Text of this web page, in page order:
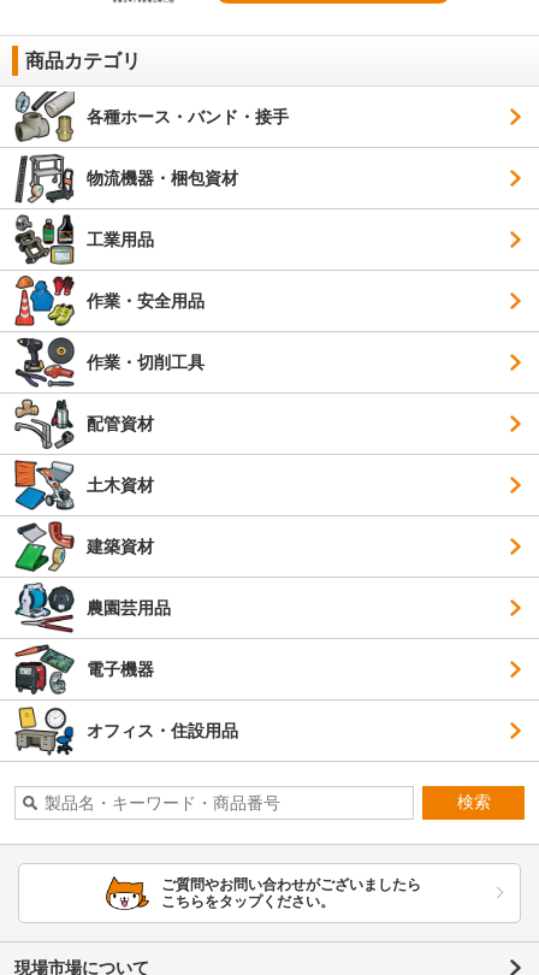
商品カテゴリ
各種ホース・バンド・接手
物流機器・梱包資材
工業用品
作業・安全用品
作業・切削工具
配管資材
土木資材
建築資材
農園芸用品
電子機器
オフィス・住設用品
検索
ご質問やお問い合わせがございましたら
こちらをタップください。
現場市場について